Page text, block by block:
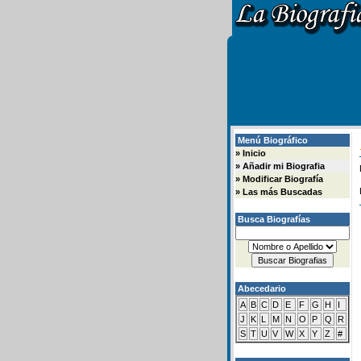
Menú Biográfico
» Inicio
» Añadir mi Biografia
» Modificar Biografía
» Las más Buscadas
Busca Biografías
Abecedario
A B C D E F G H
I
J
K L M N O P Q
R
S T U V W X Y Z #